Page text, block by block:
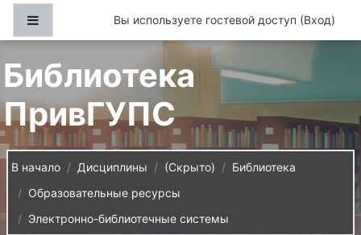
Перейти к основному содержанию
Боковая панельВы используете гостевой доступ (Вход)
Библиотека
ПривГУПС
В начало Дисциплины (Скрыто)
Библиотека
Образовательные ресурсы
Электронно-библиотечные системы